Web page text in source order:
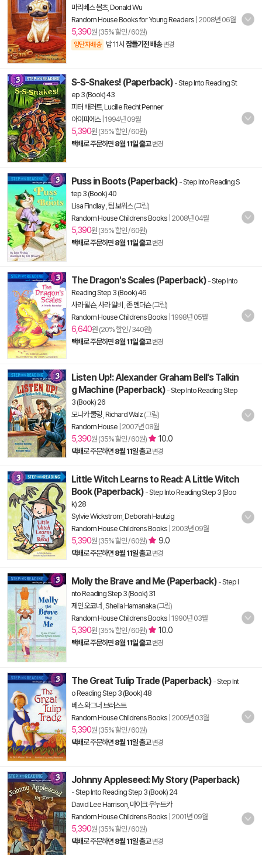
마리베스 볼츠, Donald Wu
Random House Books for Young Readers 2008년 06월
5,390원 (35% 할인 / 60원)
양탄자배송 밤 11시 잠들기전 배송 변경
S-S-Snakes! (Paperback) -Step Into Reading St
ep 3 (Book) 43
피터 배러트, Lucille Recht Penner
아이피에스| 1994년 09월
5,390원 (35% 할인 / 60원)
택배로 주문하면 8월 11일 출고 변경
Puss in Boots (Paperback) -Step Into Reading S
tep 3 (Book) 40
Lisa Findlay, 팀 보워스(그림)
Random House Childrens Books 2008년 04월
5,390원 (35% 할인 / 60원)
택배로 주문하면 8월 11일 출고 변경
The Dragon's Scales (Paperback) -Step Into
Reading Step 3 (Book) 46
사라 윌슨, 사라 알비 존 멘더슨(그림)
Random House Childrens Books 1998년 05월
6,640원 (20% 할인 / 340원)
택배로 주문하면 8월 11일 출고 변경
Listen Up!: Alexander Graham Bell's Talkin
g Machine (Paperback) -Step Into Reading Step
3 (Book) 26
모니카 쿨링 Richard Walz (그림)
Random House 2007년 08월
5,390원 (35% 할인 / 60원) 10.0
택배로 주문하면 8월 11일 출고 변경
Little Witch Learns to Read: A Little Witch
Book (Paperback) -Step Into Reading Step 3 (Boo
k) 28
Sylvie Wickstrom Deborah Hautzig
Random House Childrens Books 2003년 09월
5,390원 (35% 할인 / 60원) 9.0
택배로 주문하면 8월 11일 출고 변경
Molly the Brave and Me (Paperback) -Step I
nto Reading Step 3 (Book) 31
제인 오코너 Sheila Hamanaka (그림)
Random House Childrens Books 1990년 03월
5,390원 (35% 할인 / 60원) 10.0
택배로 주문하면 8월 11일 출고 변경
The Great Tulip Trade (Paperback) -Step Int
o Reading Step 3 (Book) 48
베스 와그너 브러스트
Random House Childrens Books 2005년 03월
5,390원 (35% 할인 / 60원)
택배로 주문하면 8월 11일 출고 변경
Johnny Appleseed: My Story (Paperback)
-Step Into Reading Step 3 (Book) 24
David Lee Harrison 마이크 우누트카
Random House Childrens Books 2001년 09월
5,390원 (35% 할인 / 60원)
택배로 주문하면 8월 11일 출고 변경